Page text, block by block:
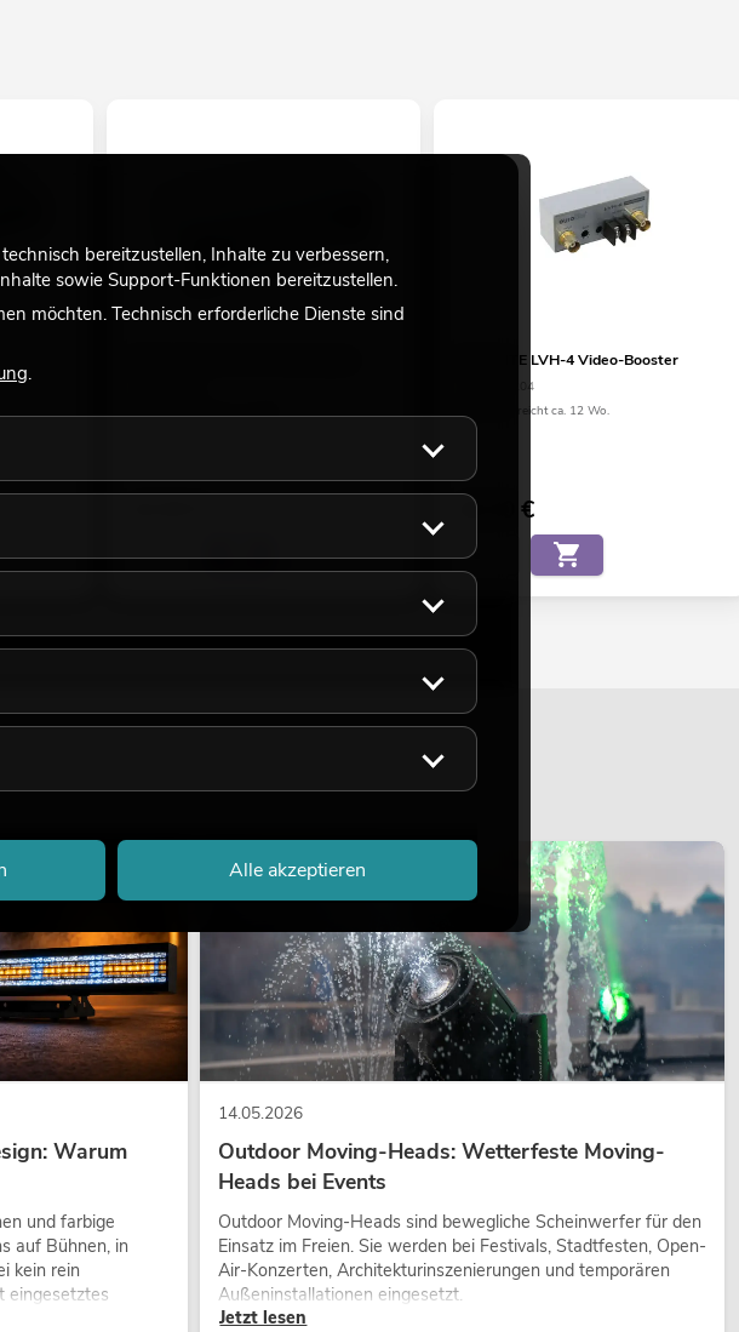
EUROLITE LVH-4 Video-Booster
No. 81013204
Bestand reicht ca. 12 Wo.
46,50 €
Warum
und farbige
auf Bühnen, in
kein rein
eingesetztes
Szenen
14.05.2026
Outdoor Moving-Heads: Wetterfeste Moving-
Heads bei Events
Outdoor Moving-Heads sind bewegliche Scheinwerfer für den
Einsatz im Freien. Sie werden bei Festivals, Stadtfesten, Open-
Air-Konzerten, Architekturinszenierungen und temporären
Außeninstallationen eingesetzt.
Jetzt lesen
LICHT
bereitzustellen, Inhalte zu verbessern,
sowie Support-Funktionen bereitzustellen.
möchten. Technisch erforderliche Dienste sind
.
Alle akzeptieren